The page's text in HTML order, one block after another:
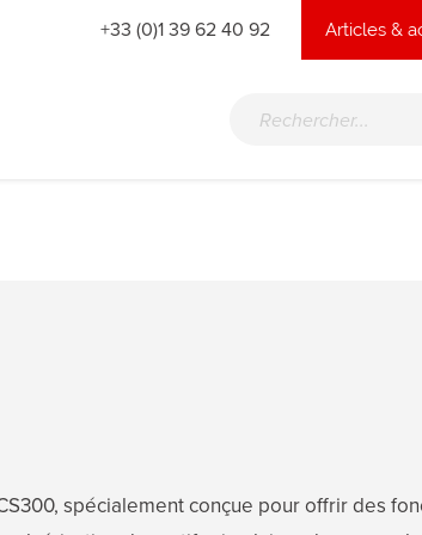
+33 (0)1 39 62 40 92 Articles &
spécialement conçue pour offrir des